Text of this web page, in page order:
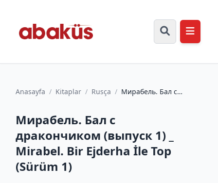
Anasayfa / Kitaplar / Rusça / Мирабель. Бал с
Мирабель. Бал с
дракончиком (выпуск 1) _
Mirabel. Bir Ejderha İle Top
(Sürüm 1)